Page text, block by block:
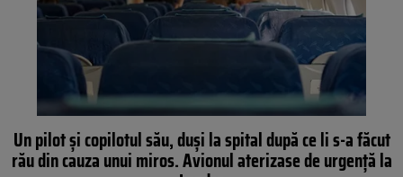
Un pilot și copilotul său, duși la spital după ce li s-a făcut
rău din cauza unui miros. Avionul aterizase de urgență la